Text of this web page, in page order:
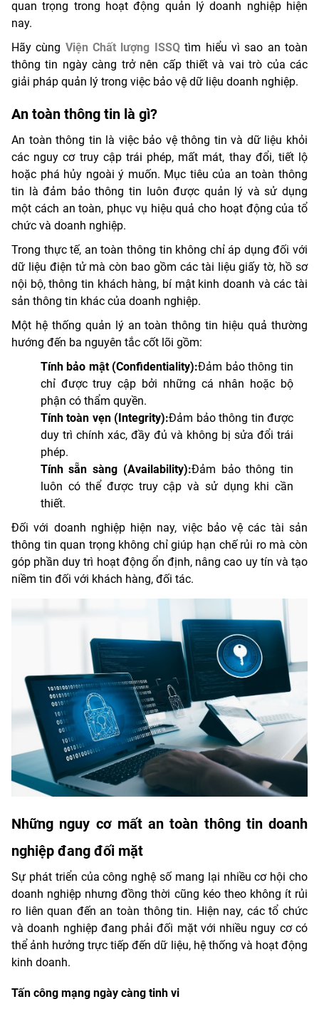
quan trọng trong hoạt động quản lý doanh nghiệp hiện
nay.
Hãy cùng Viện Chất lượng ISSQtìm hiểu vì sao an toàn
thông tin ngày càng trở nên cấp thiết và vai trò của các
giải pháp quản lý trong việc bảo vệ dữ liệu doanh nghiệp.
An toàn thông tin là gì?
An toàn thông tin là việc bảo vệ thông tin và dữ liệu khỏi
các nguy cơ truy cập trái phép, mất mát, thay đổi, tiết lộ
hoặc phá hủy ngoài ý muốn. Mục tiêu của an toàn thông
tin là đảm bảo thông tin luôn được quản lý và sử dụng
một cách an toàn, phục vụ hiệu quả cho hoạt động của tổ
chức và doanh nghiệp.
Trong thực tế, an toàn thông tin không chỉ áp dụng đối với
dữ liệu điện tử mà còn bao gồm các tài liệu giấy tờ, hồ sơ
nội bộ, thông tin khách hàng, bí mật kinh doanh và các tài
sản thông tin khác của doanh nghiệp.
Một hệ thống quản lý an toàn thông tin hiệu quả thường
hướng đến ba nguyên tắc cốt lõi gồm:
Tính bảo mật (Confidentiality):Đảm bảo thông tin
chỉ được truy cập bởi những cá nhân hoặc bộ
phận có thẩm quyền.
Tính toàn vẹn (Integrity):Đảm bảo thông tin được
duy trì chính xác, đầy đủ và không bị sửa đổi trái
phép.
Tính sẵn sàng (Availability):Đảm bảo thông tin
luôn có thể được truy cập và sử dụng khi cần
thiết.
Đối với doanh nghiệp hiện nay, việc bảo vệ các tài sản
thông tin quan trọng không chỉ giúp hạn chế rủi ro mà còn
góp phần duy trì hoạt động ổn định, nâng cao uy tín và tạo
niềm tin đối với khách hàng, đối tác.
Những nguy cơ mất an toàn thông tin doanh
nghiệp đang đối mặt
Sự phát triển của công nghệ số mang lại nhiều cơ hội cho
doanh nghiệp nhưng đồng thời cũng kéo theo không ít rủi
ro liên quan đến an toàn thông tin. Hiện nay, các tổ chức
và doanh nghiệp đang phải đối mặt với nhiều nguy cơ có
thể ảnh hưởng trực tiếp đến dữ liệu, hệ thống và hoạt động
kinh doanh.
Tấn công mạng ngày càng tinh vi